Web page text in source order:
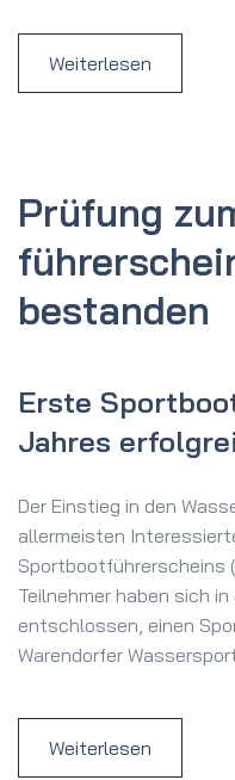
Weiterlesen
Prüfung
bestanden
Erste
Jahres
Der Einstieg in den
allermeisten
Sportbootführerscheins
Teilnehmer haben sich
entschlossen, einen
Warendorfer
Weiterlesen